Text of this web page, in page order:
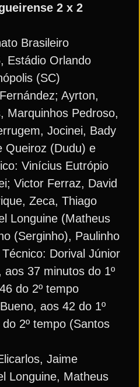
2 x 2
Brasileiro
Estádio Orlando
(SC)
Ayrton,
Marquinhos Pedroso,
Jocinei, Bady
Queiroz (Dudu) e
Vinícius Eutrópio
Victor Ferraz, David
Zeca, Thiago
Longuine (Matheus
(Serginho), Paulinho
Dorival Júnior
37 minutos do 1º
do 2º tempo
aos 42 do 1º
2º tempo (Santos
Jaime
Longuine, Matheus